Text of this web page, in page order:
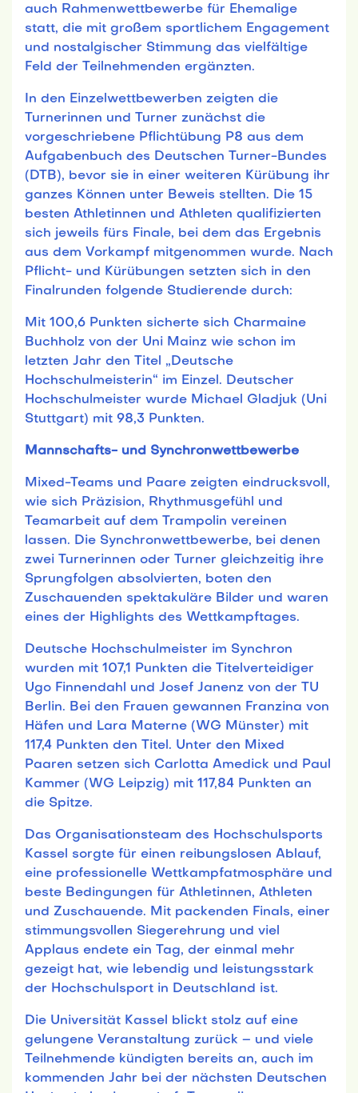
auch Rahmenwettbewerbe für Ehemalige
statt, die mit großem sportlichem Engagement
und nostalgischer Stimmung das vielfältige
Feld der Teilnehmenden ergänzten.
In den Einzelwettbewerben zeigten die
Turnerinnen und Turner zunächst die
vorgeschriebene Pflichtübung P8 aus dem
Aufgabenbuch des Deutschen Turner-Bundes
(DTB), bevor sie in einer weiteren Kürübung ihr
ganzes Können unter Beweis stellten. Die 15
besten Athletinnen und Athleten qualifizierten
sich jeweils fürs Finale, bei dem das Ergebnis
aus dem Vorkampf mitgenommen wurde. Nach
Pflicht- und Kürübungen setzten sich in den
Finalrunden folgende Studierende durch:
Mit 100,6 Punkten sicherte sich Charmaine
Buchholz von der Uni Mainz wie schon im
letzten Jahr den Titel „Deutsche
Hochschulmeisterin“ im Einzel. Deutscher
Hochschulmeister wurde Michael Gladjuk (Uni
Stuttgart) mit 98,3 Punkten.
Mannschafts- und Synchronwettbewerbe
Mixed-Teams und Paare zeigten eindrucksvoll,
wie sich Präzision, Rhythmusgefühl und
Teamarbeit auf dem Trampolin vereinen
lassen. Die Synchronwettbewerbe, bei denen
zwei Turnerinnen oder Turner gleichzeitig ihre
Sprungfolgen absolvierten, boten den
Zuschauenden spektakuläre Bilder und waren
eines der Highlights des Wettkampftages.
Deutsche Hochschulmeister im Synchron
wurden mit 107,1 Punkten die Titelverteidiger
Ugo Finnendahl und Josef Janenz von der TU
Berlin. Bei den Frauen gewannen Franzina von
Häfen und Lara Materne (WG Münster) mit
117,4 Punkten den Titel. Unter den Mixed
Paaren setzen sich Carlotta Amedick und Paul
Kammer (WG Leipzig) mit 117,84 Punkten an
die Spitze.
Das Organisationsteam des Hochschulsports
Kassel sorgte für einen reibungslosen Ablauf,
eine professionelle Wettkampfatmosphäre und
beste Bedingungen für Athletinnen, Athleten
und Zuschauende. Mit packenden Finals, einer
stimmungsvollen Siegerehrung und viel
Applaus endete ein Tag, der einmal mehr
gezeigt hat, wie lebendig und leistungsstark
der Hochschulsport in Deutschland ist.
Die Universität Kassel blickt stolz auf eine
gelungene Veranstaltung zurück – und viele
Teilnehmende kündigten bereits an, auch im
kommenden Jahr bei der nächsten Deutschen